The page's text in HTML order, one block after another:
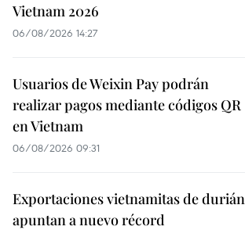
Vietnam 2026
06/08/2026 14:27
Usuarios de Weixin Pay podrán
realizar pagos mediante códigos QR
en Vietnam
06/08/2026 09:31
Exportaciones vietnamitas de durián
apuntan a nuevo récord